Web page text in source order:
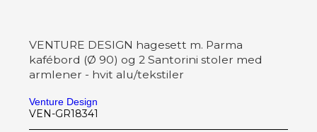
VENTURE DESIGN hagesett m. Parma
kafébord (Ø 90) og 2 Santorini stoler med
armlener - hvit alu/tekstiler
Venture Design
VEN-GR18341